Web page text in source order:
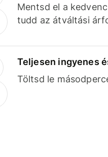
Mentsd el a
tudd az átváltási
Teljesen ingyenes
Töltsd le